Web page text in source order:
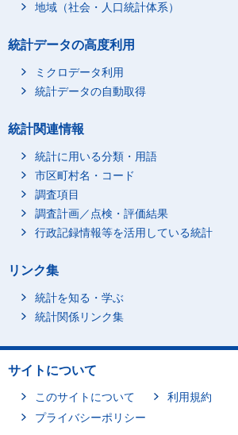
地域（社会・人口統計体系）
統計データの高度利用
ミクロデータ利用
統計データの自動取得
統計関連情報
統計に用いる分類・用語
市区町村名・コード
調査項目
調査計画／点検・評価結果
行政記録情報等を活用している統計
リンク集
統計を知る・学ぶ
統計関係リンク集
サイトについて
このサイトについて
利用規約
プライバシーポリシー